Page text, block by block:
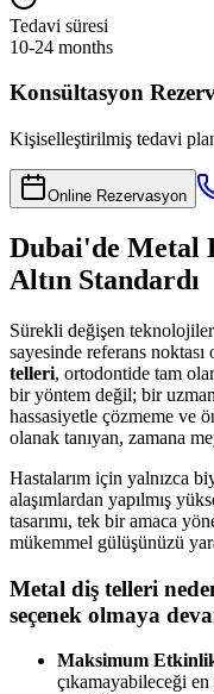
Tedavi süresi
10-24 months
Konsültasyon
Kişiselleştirilmiş tedavi
Online Rezervasyon
Dubai'de Metal
Altın Standardı
Sürekli değişen
sayesinde referans
telleri, ortodontide tam
bir yöntem değil; bir
hassasiyetle çözmeme ve
olanak tanıyan, zamana
Hastalarım için yalnızca
alaşımlardan yapılmış
tasarımı, tek bir amaca
mükemmel gülüşünüzü
Metal diş telleri
seçenek olmaya
Maksimum
çıkamayabileceği